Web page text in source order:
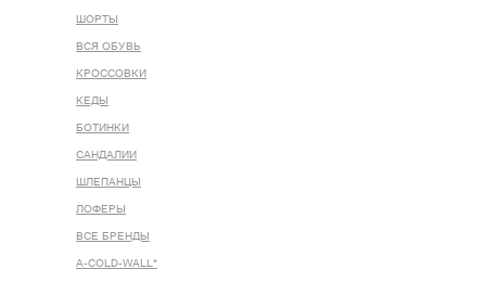
ШОРТЫ
ВСЯ ОБУВЬ
КРОССОВКИ
КЕДЫ
БОТИНКИ
САНДАЛИИ
ШЛЕПАНЦЫ
ЛОФЕРЫ
ВСЕ БРЕНДЫ
A-COLD-WALL*